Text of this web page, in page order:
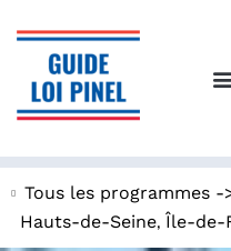
Tous les programmes -
Hauts-de-Seine, Île-de-